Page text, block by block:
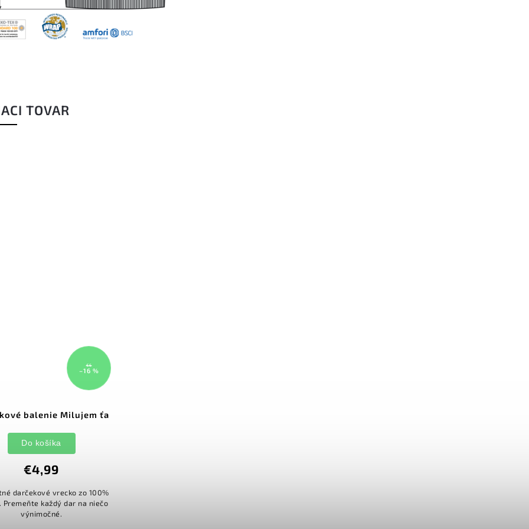
TOVAR
€6
–16 %
balenie Milujem ťa
€4,99
Do košíka
darčekové vrecko zo 100%
Premeňte každý dar na niečo
výnimočné.